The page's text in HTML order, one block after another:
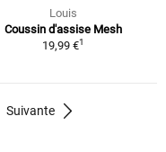
Louis
Coussin d'assise Mesh
19,99 €1
Suivante